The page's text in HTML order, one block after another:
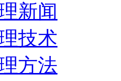
新闻
技术
方法